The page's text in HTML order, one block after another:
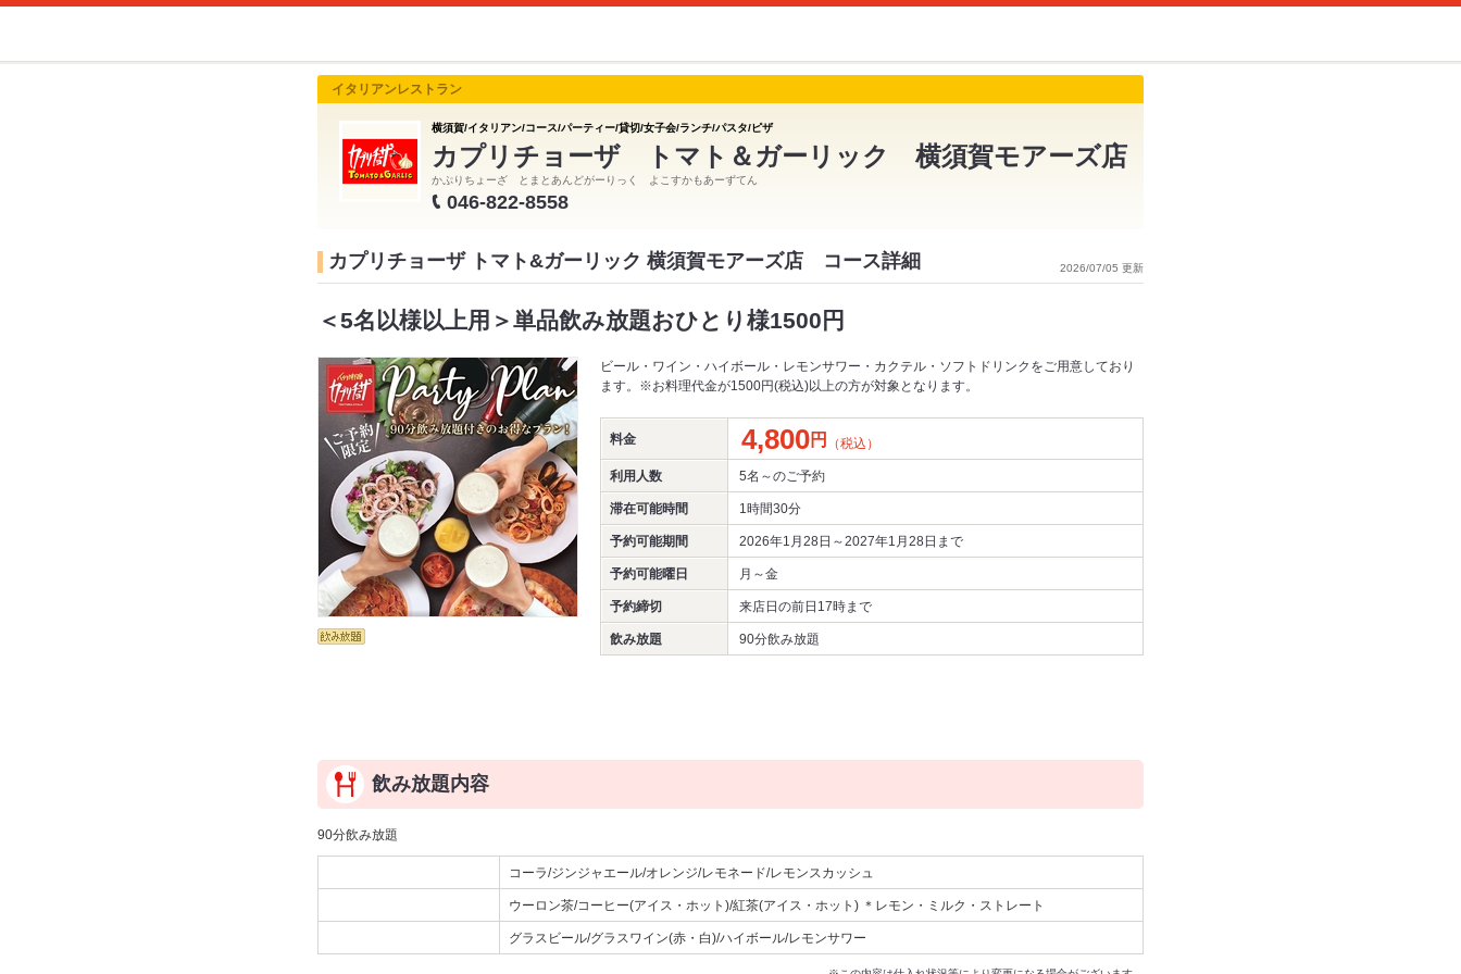
イタリアンレストラン
横須賀/イタリアン/コース/パーティー/貸切/女子会/ランチ/パスタ/ピザ
カプリチョーザ トマト＆ガーリック 横須賀モアーズ店
かぷりちょーざ とまとあんどがーりっく よこすかもあーずてん
046-822-8558
2026/07/05 更新
カプリチョーザ トマト&ガーリック 横須賀モアーズ店 コース詳細
＜5名以様以上用＞単品飲み放題おひとり様1500円
ビール・ワイン・ハイボール・レモンサワー・カクテル・ソフトドリンクをご用意しており
ます。※お料理代金が1500円(税込)以上の方が対象となります。
料金 4,800円 （税込）
利用人数 5名～のご予約
滞在可能時間 1時間30分
予約可能期間 2026年1月28日～2027年1月28日まで
予約可能曜日 月～金
予約締切 来店日の前日17時まで
飲み放題 90分飲み放題
飲み放題内容
90分飲み放題
コーラ/ジンジャエール/オレンジ/レモネード/レモンスカッシュ
ウーロン茶/コーヒー(アイス・ホット)/紅茶(アイス・ホット) ＊レモン・ミルク・ストレート
グラスビール/グラスワイン(赤・白)/ハイボール/レモンサワー